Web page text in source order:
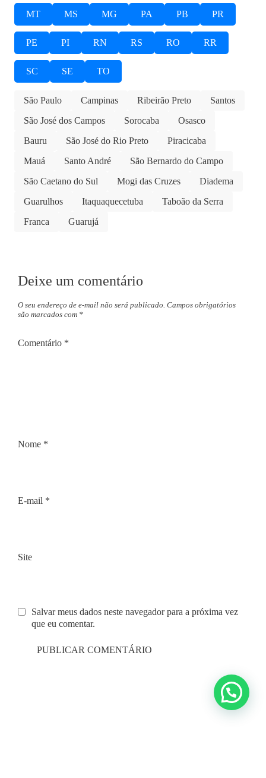
MT MS MG PA PB PR
PE PI RN RS RO RR
SC SE TO
São Paulo Campinas Ribeirão Preto
Santos
São José dos Campos
Sorocaba
Osasco
Bauru
São José do Rio Preto
Piracicaba
Mauá
Santo André
São Bernardo do Campo
São Caetano do Sul
Mogi das Cruzes
Diadema
Guarulhos
Itaquaquecetuba
Taboão da Serra
Franca
Guarujá
Deixe um comentário
O seu endereço de e-mail não será publicado. Campos obrigatórios
são marcados com *
Comentário *
Nome *
E-mail *
Site
Salvar meus dados neste navegador para a próxima vez
que eu comentar.